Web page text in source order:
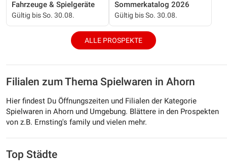
Fahrzeuge & Spielgeräte
Gültig bis So. 30.08.
Sommerkatalog 2026
Gültig bis So. 30.08.
ALLE PROSPEKTE
Filialen zum Thema Spielwaren in Ahorn
Hier findest Du Öffnungszeiten und Filialen der Kategorie
Spielwaren in Ahorn und Umgebung. Blättere in den Prospekten
von z.B. Ernsting's family und vielen mehr.
Top Städte